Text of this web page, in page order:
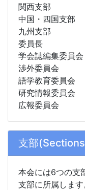
関西支部
中国・四国支部
九州支部
委員長
学会誌編集委員会
渉外委員会
語学教育委員会
研究情報委員会
広報委員会
支部
本会には6つの支
支部に所属します